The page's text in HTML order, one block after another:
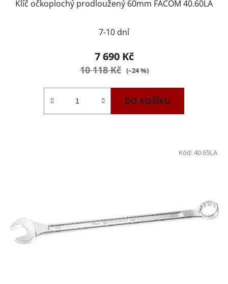
Klíč očkoplochý prodloužený 60mm FACOM 40.60LA
7-10 dní
7 690 Kč
10 118 Kč (–24 %)
DO KOŠÍKU
Kód:40.65LA